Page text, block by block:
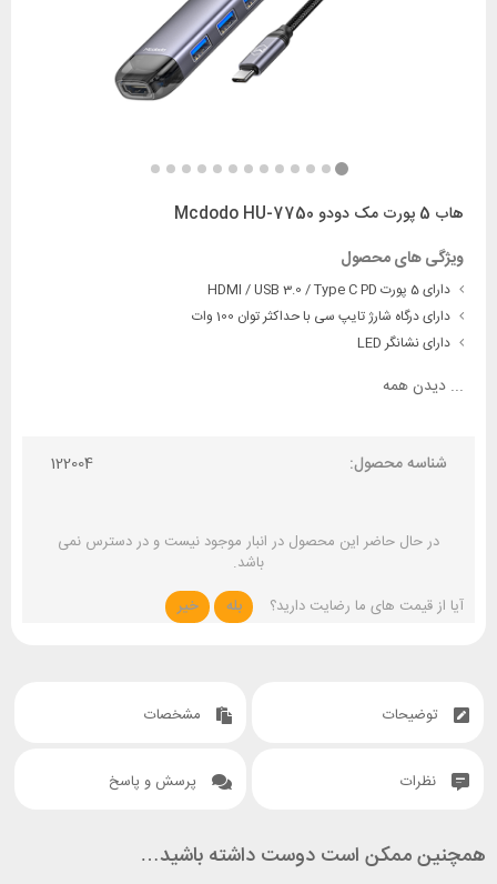
هاب 5 پورت مک دودو Mcdodo HU-7750
ویژگی های محصول
دارای 5 پورت HDMI / USB 3.0 / Type C PD
دارای درگاه شارژ تایپ سی با حداکثر توان 100 وات
دارای نشانگر LED
... دیدن همه
شناسه محصول: 122004
در حال حاضر این محصول در انبار موجود نیست و در دسترس نمی
باشد.
آیا از قیمت های ما رضایت دارید؟
بله خیر
توضیحات مشخصات
نظرات پرسش و پاسخ
همچنین ممکن است دوست داشته باشید…